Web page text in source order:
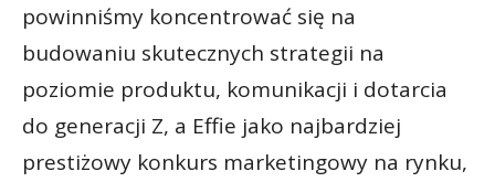
powinniśmy koncentrować się na
budowaniu skutecznych strategii na
poziomie produktu, komunikacji i dotarcia
do generacji Z, a Effie jako najbardziej
prestiżowy konkurs marketingowy na rynku,